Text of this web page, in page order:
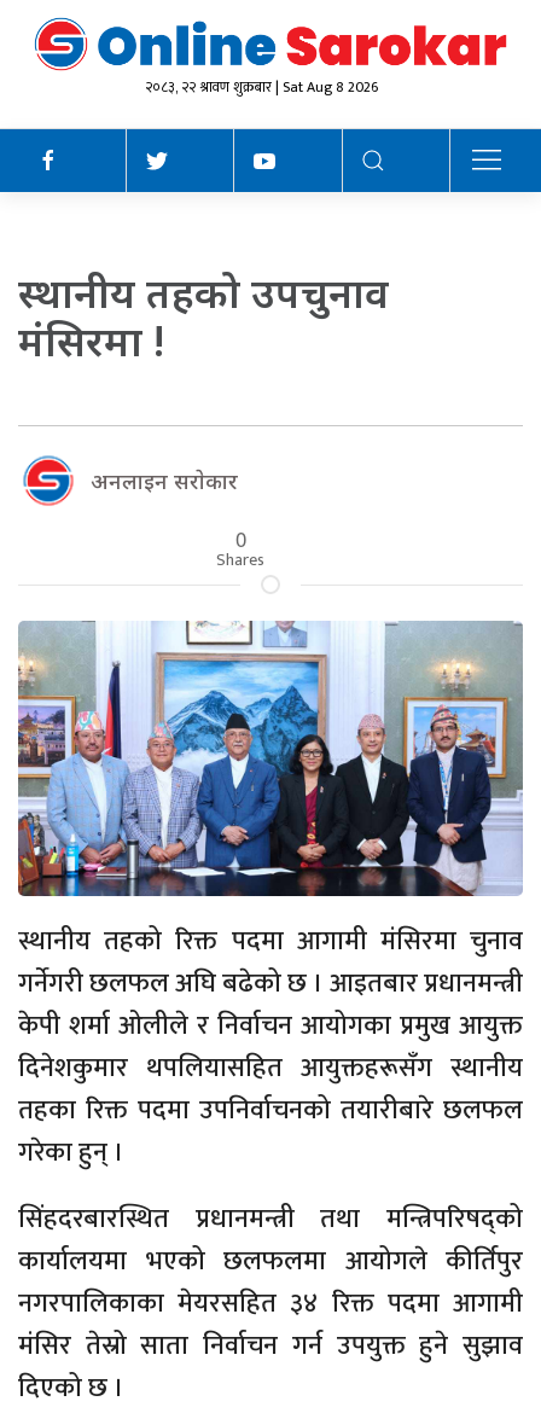
२०८३, २२ श्रावण शुक्रबार | Sat Aug 8 2026
स्थानीय तहको उपचुनाव
मंसिरमा !
अनलाइन सराेकार
0
Shares
स्थानीय तहको रिक्त पदमा आगामी मंसिरमा चुनाव
गर्नेगरी छलफल अघि बढेको छ । आइतबार प्रधानमन्त्री
केपी शर्मा ओलीले र निर्वाचन आयोगका प्रमुख आयुक्त
दिनेशकुमार थपलियासहित आयुक्तहरूसँग स्थानीय
तहका रिक्त पदमा उपनिर्वाचनको तयारीबारे छलफल
गरेका हुन् ।
सिंहदरबारस्थित प्रधानमन्त्री तथा मन्त्रिपरिषद्को
कार्यालयमा भएको छलफलमा आयोगले कीर्तिपुर
नगरपालिकाका मेयरसहित ३४ रिक्त पदमा आगामी
मंसिर तेस्रो साता निर्वाचन गर्न उपयुक्त हुने सुझाव
दिएको छ ।